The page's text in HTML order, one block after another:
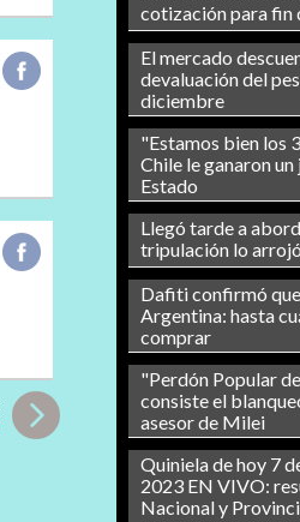
cotización para fin
El mercado
devaluación del
diciembre
"Estamos bien los
Chile le ganaron
Estado
Llegó tarde a
tripulación lo
Dafiti confirmó que
Argentina: hasta
comprar
"Perdón Popular
consiste el
asesor de Milei
Quiniela de hoy 7
2023 EN VIVO:
Nacional y